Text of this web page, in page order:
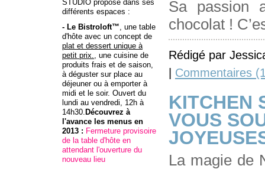
STUDIO propose dans ses
différents espaces :
- Le Bistroloft™, une table
d'hôte avec un concept de
plat et dessert unique à
petit prix., une cuisine de
produits frais et de saison,
à déguster sur place au
déjeuner ou à emporter à
midi et le soir. Ouvert du
lundi au vendredi, 12h à
14h30. Découvrez à
l'avance les menus en
2013 : Fermeture provisoire
de la table d'hôte en
attendant l'ouverture du
nouveau lieu
Sa passion
chocolat !
Rédigé par
| Commentaires
KITCHEN
VOUS
La magie de